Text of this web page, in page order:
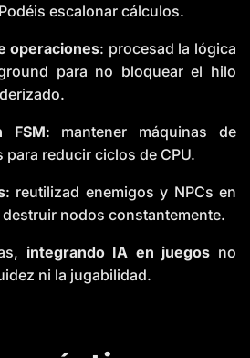
escalonar cálculos.
operaciones: procesad la lógica
para no bloquear el hilo
FSM: mantener máquinas de
para reducir ciclos de CPU.
: reutilizad enemigos y NPCs en
nodos constantemente.
integrando IA en juegos no
ni la jugabilidad.